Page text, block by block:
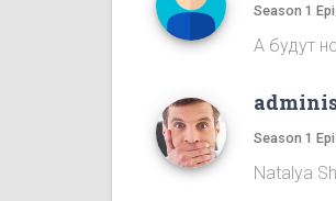
Season 1
А будут
Season 1
Natalya